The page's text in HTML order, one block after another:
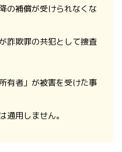
の補償が受けられなくな
詐欺罪の共犯として捜査
有者」が被害を受けた事
通用しません。